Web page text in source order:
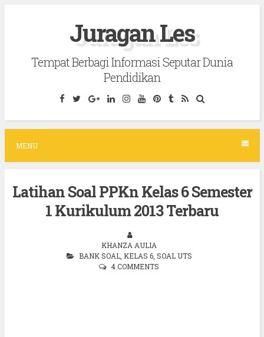
c
Juragan Les
Tempat Berbagi Informasi Seputar Dunia
Pendidikan
MENU
Latihan Soal PPKn Kelas 6 Semester
1 Kurikulum 2013 Terbaru
KHANZA AULIA
BANK SOAL, KELAS 6, SOAL UTS
4 COMMENTS